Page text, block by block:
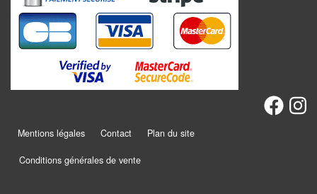
Pour
les
Pour
experts
En
Mentions légales Contact Plan du site
Conditions générales de vente